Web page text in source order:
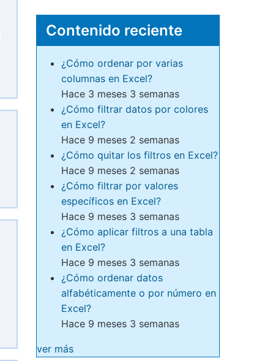
Contenido reciente
¿Cómo ordenar por varias
columnas en Excel?
Hace 3 meses 3 semanas
¿Cómo filtrar datos por colores
en Excel?
Hace 9 meses 2 semanas
¿Cómo quitar los filtros en Excel?
Hace 9 meses 2 semanas
¿Cómo filtrar por valores
específicos en Excel?
Hace 9 meses 3 semanas
¿Cómo aplicar filtros a una tabla
en Excel?
Hace 9 meses 3 semanas
¿Cómo ordenar datos
alfabéticamente o por número en
Excel?
Hace 9 meses 3 semanas
ver más